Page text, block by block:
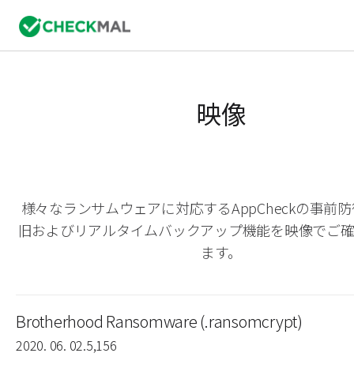
映像
様々なランサムウェアに対応するAppCheckの事前
旧およびリアルタイムバックアップ機能を映像でご
ます。
Brotherhood Ransomware (.ransomcrypt)
2020. 06. 02.5,156